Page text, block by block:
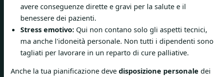
avere conseguenze dirette e gravi per la salute e il
benessere dei pazienti.
Stress emotivo: Qui non contano solo gli aspetti tecnici,
ma anche l'idoneità personale. Non tutti i dipendenti sono
tagliati per lavorare in un reparto di cure palliative.
Anche la tua pianificazione deve disposizione personale dei